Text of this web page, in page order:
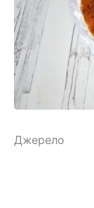
Джерело